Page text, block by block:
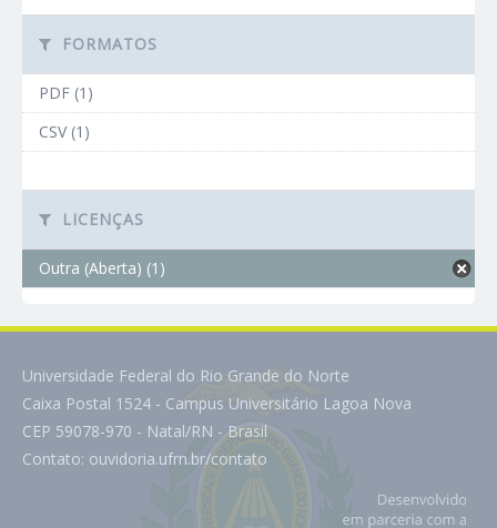
FORMATOS
PDF (1)
CSV (1)
LICENÇAS
Outra (Aberta) (1)
Universidade Federal do Rio Grande do Norte
Caixa Postal 1524 - Campus Universitário Lagoa Nova
CEP 59078-970 - Natal/RN - Brasil
Contato: ouvidoria.ufrn.br/contato